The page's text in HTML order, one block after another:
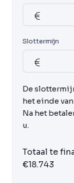
Slottermijn
De
het einde
Na het
u.
Totaal te
€18.743